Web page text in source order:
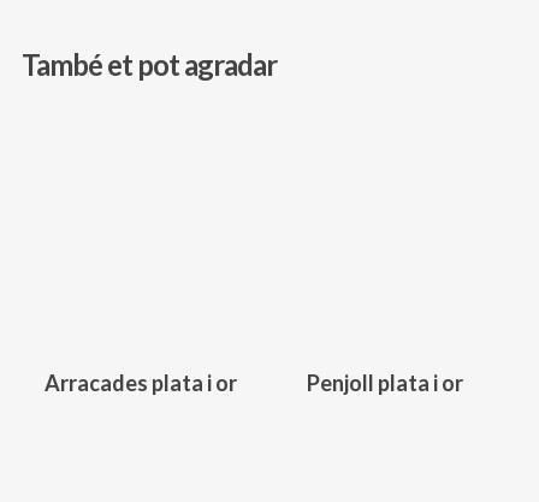
També et pot agradar
Arracades plata i or Penjoll plata i or